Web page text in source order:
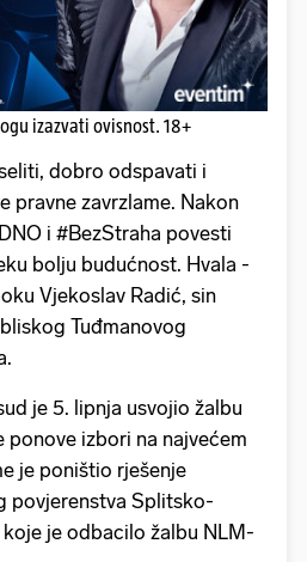
izazvati ovisnost. 18+
dobro odspavati i
pravne zavrzlame. Nakon
i #BezStraha povesti
bolju budućnost. Hvala -
Vjekoslav Radić, sin
Tuđmanovog
je 5. lipnja usvojio žalbu
ponove izbori na najvećem
je poništio rješenje
povjerenstva Splitsko-
je odbacilo žalbu NLM-